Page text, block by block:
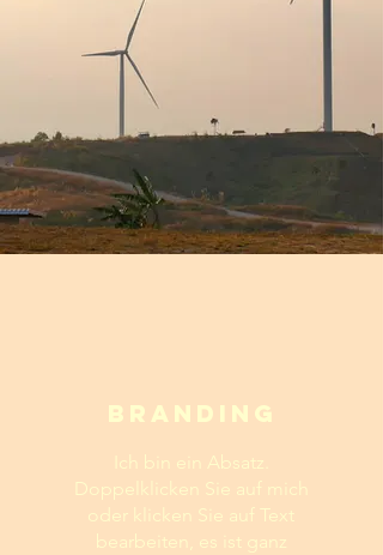
Branding
Ich bin ein Absatz.
Doppelklicken Sie auf mich
oder klicken Sie auf Text
bearbeiten, es ist ganz